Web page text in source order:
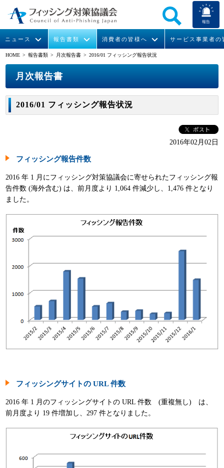
報告
ニュース
イベント
報告書類
月次報告書
消費者の皆様へ
フィッシングの報告
マンガでわかるフィッシング詐欺対策 5ヶ条
サービス事業者の
STOP. THINK. CONNECT.
運営委員紹介
メンバー
HOME > 報告書類 > 月次報告書 > 2016/01 フィッシング報告状況
月次報告書
2016/01 フィッシング報告状況
2016年02月02日
フィッシング報告件数
2016 年 1 月にフィッシング対策協議会に寄せられたフィッシング報
告件数 (海外含む) は、前月度より 1,064 件減少し、1,476 件となり
ました。
フィッシングサイトの URL 件数
2016 年 1 月のフィッシングサイトの URL 件数 (重複無し) は、
前月度より 19 件増加し、297 件となりました。